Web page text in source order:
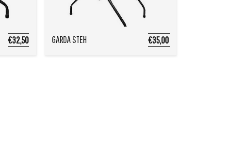
€32,50 GARDA STEH €35,00